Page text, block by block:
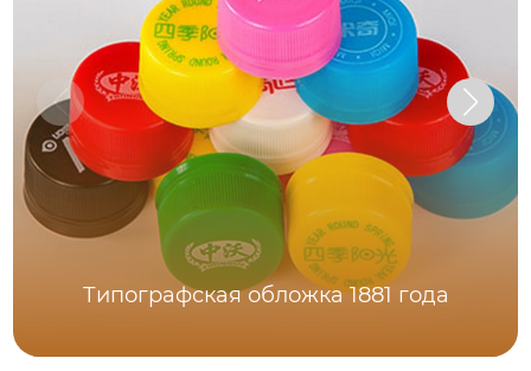
Типографская обложка 1881 года